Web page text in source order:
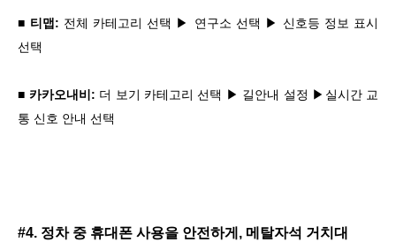
■ 티맵: 전체 카테고리 선택 ▶ 연구소 선택 ▶ 신호등 정보 표시
선택
■ 카카오내비: 더 보기 카테고리 선택 ▶ 길안내 설정 ▶실시간 교
통 신호 안내 선택
#4. 정차 중 휴대폰 사용을 안전하게, 메탈자석 거치대